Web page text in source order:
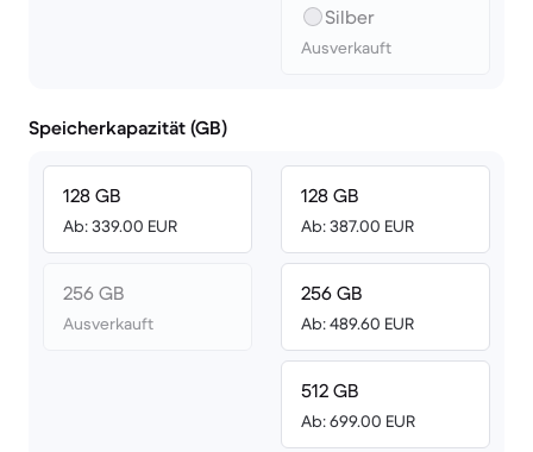
Silber
Ausverkauft
Speicherkapazität (GB)
128 GB
Ab: 339.00 EUR
256 GB
Ausverkauft
128 GB
Ab: 387.00 EUR
256 GB
Ab: 489.60 EUR
512 GB
Ab: 699.00 EUR